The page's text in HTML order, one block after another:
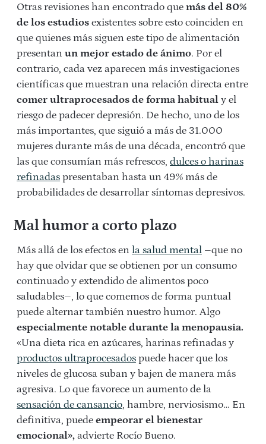
Otras revisiones han encontrado que más del 80%
de los estudios existentes sobre esto coinciden en
que quienes más siguen este tipo de alimentación
presentan un mejor estado de ánimo. Por el
contrario, cada vez aparecen más investigaciones
científicas que muestran una relación directa entre
comer ultraprocesados de forma habitual y el
riesgo de padecer depresión. De hecho, uno de los
más importantes, que siguió a más de 31.000
mujeres durante más de una década, encontró que
las que consumían más refrescos, dulces o harinas
refinadas presentaban hasta un 49% más de
probabilidades de desarrollar síntomas depresivos.
Mal humor a corto plazo
Más allá de los efectos en la salud mental –que no
hay que olvidar que se obtienen por un consumo
continuado y extendido de alimentos poco
saludables–, lo que comemos de forma puntual
puede alternar también nuestro humor. Algo
especialmente notable durante la menopausia.
«Una dieta rica en azúcares, harinas refinadas y
productos ultraprocesados puede hacer que los
niveles de glucosa suban y bajen de manera más
agresiva. Lo que favorece un aumento de la
sensación de cansancio, hambre, nerviosismo… En
definitiva, puede empeorar el bienestar
emocional», advierte Rocío Bueno.